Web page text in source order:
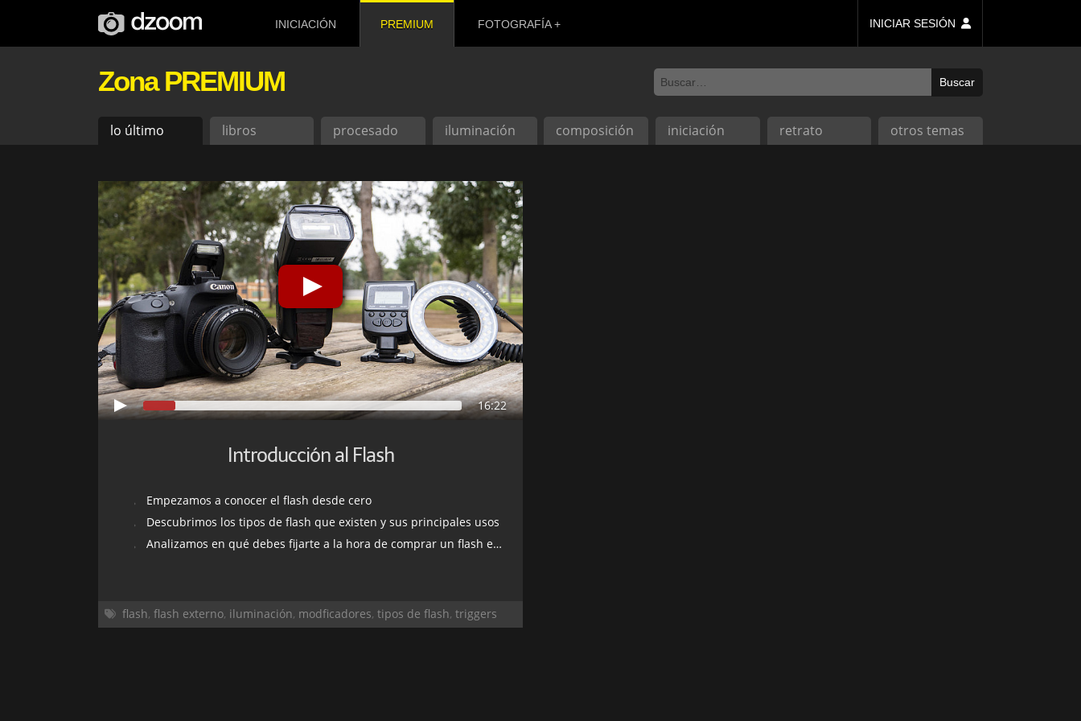
INICIACIÓN PREMIUM FOTOGRAFÍA INICIAR SESIÓN
Zona PREMIUM
lo último libros procesado iluminación composición iniciación retrato otros temas
16:22
Introducción al Flash
Empezamos a conocer el flash desde cero
Descubrimos los tipos de flash que existen y sus principales usos
Analizamos en qué debes fijarte a la hora de comprar un flash externo
flash, flash externo, iluminación, modficadores, tipos de flash, triggers